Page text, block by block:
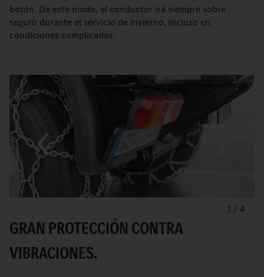
botón. De este modo, el conductor irá siempre sobre
seguro durante el servicio de invierno, incluso en
condiciones complicadas.
1 / 4
GRAN PROTECCIÓN CONTRA
VIBRACIONES.